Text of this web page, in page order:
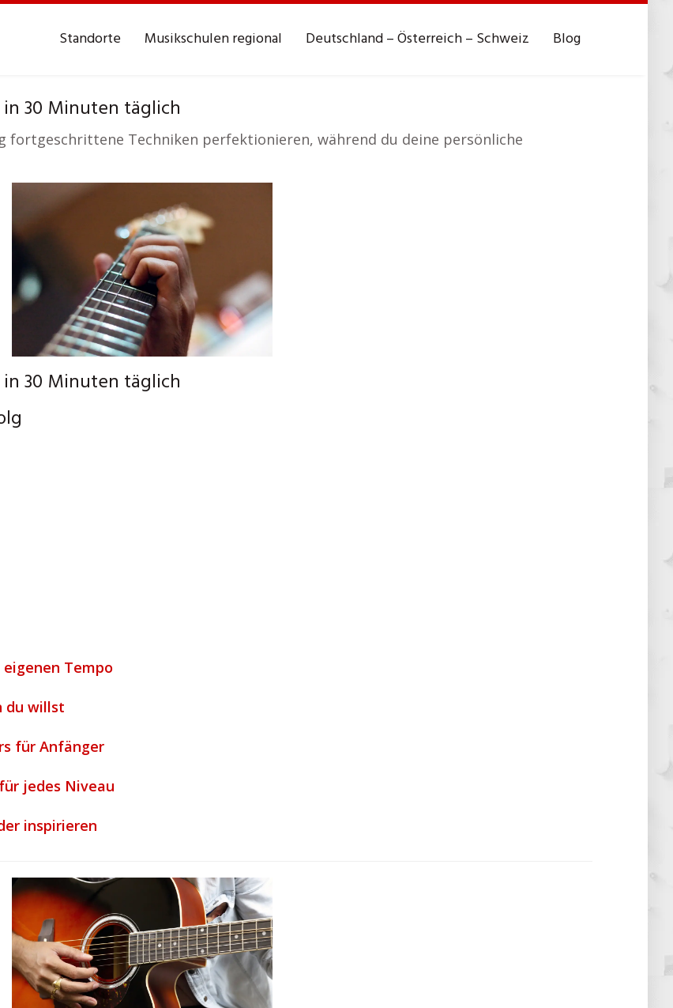
Standorte Musikschulen regional Deutschland – Österreich – Schweiz Blog
30 Minuten täglich
fortgeschrittene Techniken perfektionieren, während du deine persönliche
30 Minuten täglich
Tempo
du willst
für Anfänger
jedes Niveau
inspirieren